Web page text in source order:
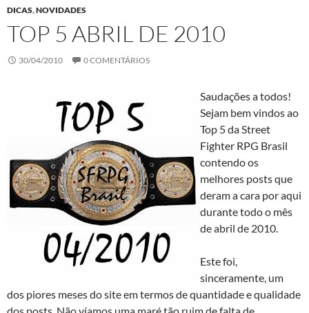
DICAS,NOVIDADES
TOP 5 ABRIL DE 2010
30/04/2010 0 COMENTÁRIOS
Saudações a todos!
Sejam bem vindos ao
Top 5 da Street
Fighter RPG Brasil
contendo os
melhores posts que
deram a cara por aqui
durante todo o mês
de abril de 2010.
Este foi,
sinceramente, um
dos piores meses do site em termos de quantidade e qualidade